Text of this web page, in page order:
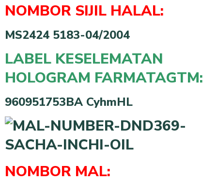
NOMBOR SIJIL HALAL:
MS2424 5183-04/2004
LABEL KESELEMATAN
HOLOGRAM FARMATAGTM:
960951753BA CyhmHL
NOMBOR MAL: